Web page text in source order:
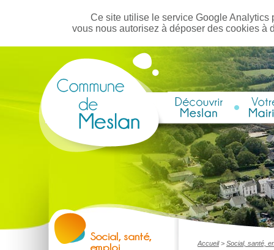
Ce site utilise le service Google
vous nous autorisez à déposer des cookies
Accueil> Social, santé,